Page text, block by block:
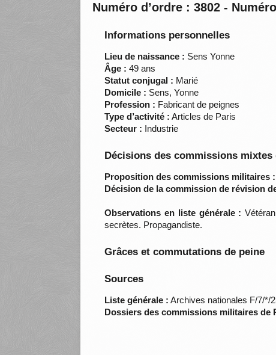
Numéro d’ordre : 3802 -
Informations personnelles
Lieu de naissance : Sens Yonne
Âge : 49 ans
Statut conjugal : Marié
Domicile : Sens, Yonne
Profession : Fabricant de peignes
Type d’activité : Articles de Paris
Secteur : Industrie
Décisions des commissions
Proposition des commissions militaires :
Décision de la commission de révision
Observations en liste générale :
secrètes. Propagandiste.
Grâces et commutations de peine
Sources
Liste générale : Archives nationales F/7/*/
Dossiers des commissions militaires de